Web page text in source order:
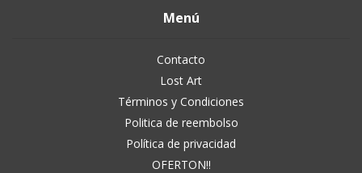
Menú
Contacto
Lost Art
Términos y Condiciones
Politica de reembolso
Política de privacidad
OFERTON!!